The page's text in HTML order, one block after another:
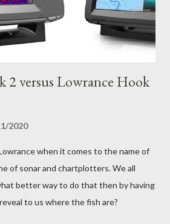
2 versus Lowrance Hook
2020
when it comes to the name of
of sonar and chartplotters. We all
better way to do that then by having
to us where the fish are?